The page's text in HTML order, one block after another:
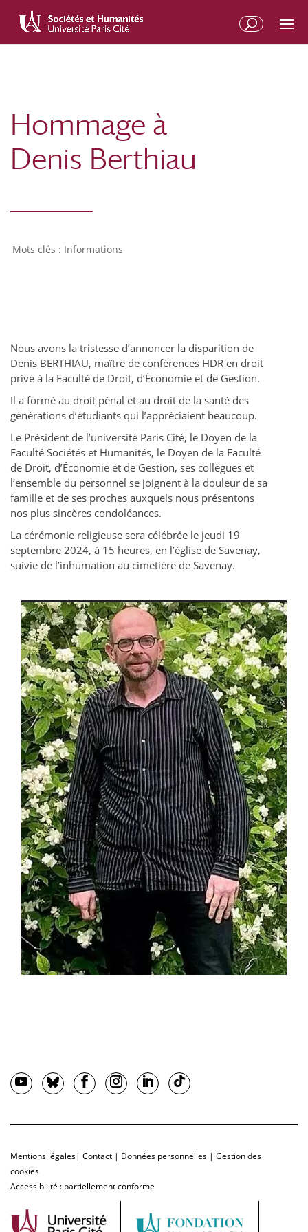
contenu
Hommage à
Denis Berthiau
Informations
Nous avons la tristesse d’annoncer la disparition de
Denis BERTHIAU, maître de conférences HDR en droit
privé à la Faculté de Droit, d’Économie et de Gestion.
Il a formé au droit pénal et au droit de la santé des
générations d’étudiants qui l’appréciaient beaucoup.
Le Président de l’université Paris Cité, le Doyen de la
Faculté Sociétés et Humanités, le Doyen de la Faculté
de Droit, d’Économie et de Gestion, ses collègues et
l’ensemble du personnel se joignent à la douleur de sa
famille et de ses proches auxquels nous présentons
nos plus sincères condoléances.
La cérémonie religieuse sera célébrée le jeudi 19
septembre 2024, à 15 heures, en l’église de Savenay,
suivie de l’inhumation au cimetière de Savenay.
Mentions légales| Contact | Données personnelles | Gestion des
cookies
Accessibilité : partiellement conforme